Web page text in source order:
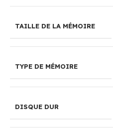
TAILLE DE LA MÉMOIRE
TYPE DE MÉMOIRE
DISQUE DUR